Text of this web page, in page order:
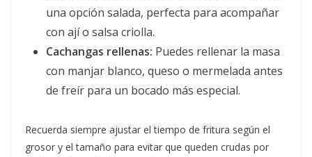
una opción salada, perfecta para acompañar
con ají o salsa criolla.
Cachangas rellenas: Puedes rellenar la masa
con manjar blanco, queso o mermelada antes
de freír para un bocado más especial.
Recuerda siempre ajustar el tiempo de fritura según el
grosor y el tamaño para evitar que queden crudas por